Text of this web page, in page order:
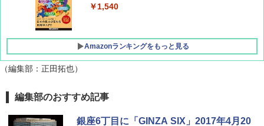
￥1,760
￥1,540
Amazonランキングをもっと見る
[キャンパーズコレクション 山善] ポップアッ
プテント 傘みたいに広げて畳める パッとサ
ッとサンシェード キューブ フルクローズ メ
DEWEL パラソル 大型 ビーチ アウトドアパ
ラソル ガーデン サイトシート付 折りたたみ
防水 UVカット 4段階高さ調整 軽量 収納袋付
（編集部：正田拓也）
編集部のおすすめ記事
銀座6丁目に「GINZA SIX」2017年4月20